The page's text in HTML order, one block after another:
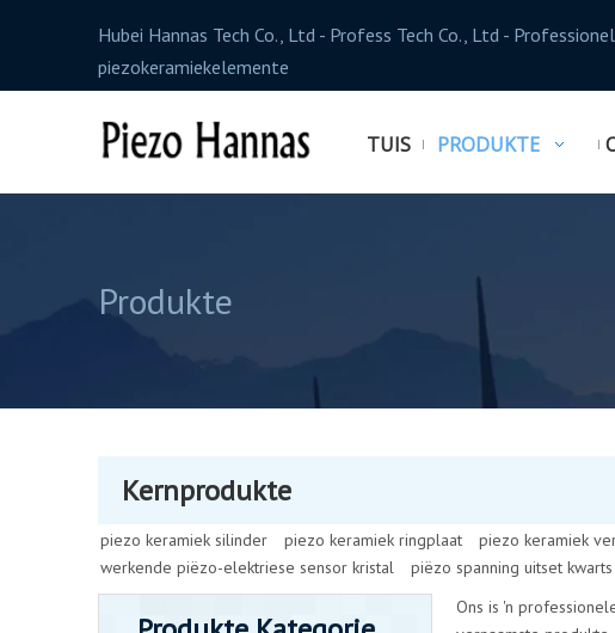
Hubei Hannas Tech Co., Ltd - Profess Tech Co., Ltd -
piezokeramiekelemente
TUIS PRODUKTE
Produkte
Kernprodukte
piezo keramiek silinder piezo keramiek ringplaat piezo keramiek
werkende piëzo-elektriese sensor kristal
piëzo spanning uitset kwarts
Ons is 'n